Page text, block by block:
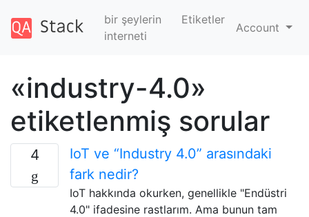
bir şeylerin
interneti
Etiketler
Account
«industry-4.0»
etiketlenmiş sorular
4
IoT ve “Industry 4.0” arasındaki
fark nedir?
IoT hakkında okurken, genellikle "Endüstri
4.0" ifadesine rastlarım. Ama bunun tam